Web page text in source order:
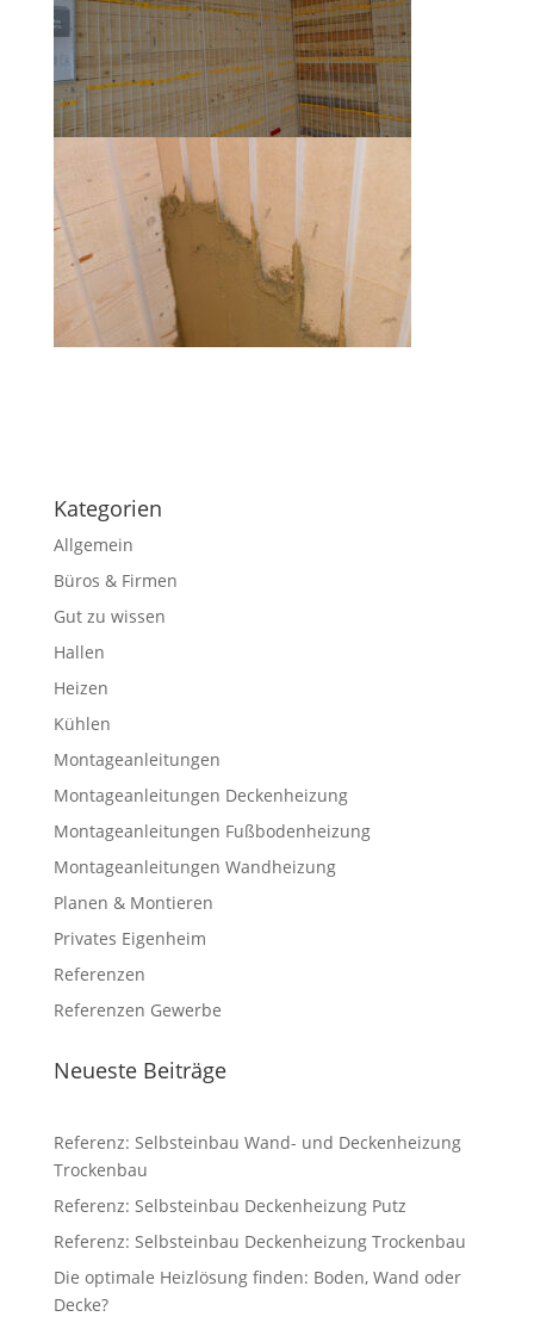
Kategorien
Allgemein
Büros & Firmen
Gut zu wissen
Hallen
Heizen
Kühlen
Montageanleitungen
Montageanleitungen Deckenheizung
Montageanleitungen Fußbodenheizung
Montageanleitungen Wandheizung
Planen & Montieren
Privates Eigenheim
Referenzen
Referenzen Gewerbe
Neueste Beiträge
Referenz: Selbsteinbau Wand- und Deckenheizung
Trockenbau
Referenz: Selbsteinbau Deckenheizung Putz
Referenz: Selbsteinbau Deckenheizung Trockenbau
Die optimale Heizlösung finden: Boden, Wand oder
Decke?